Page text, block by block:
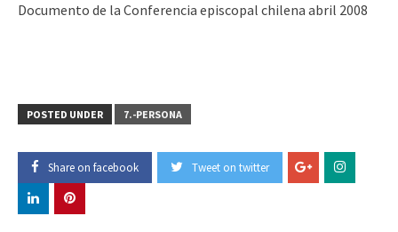
Documento de la Conferencia episcopal chilena abril 2008
POSTED UNDER 7.-PERSONA
Share on facebook Tweet on twitter